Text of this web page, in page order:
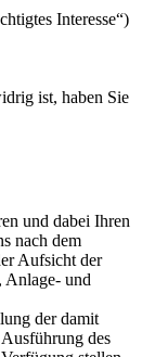
Interesse“)
ist, haben Sie
und dabei Ihren
nach dem
Aufsicht der
Anlage- und
der damit
des